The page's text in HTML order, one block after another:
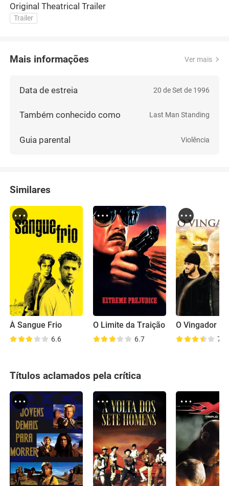
Original Theatrical Trailer
Trailer
Mais informações Ver mais
Data de estreia 20 de Set de 1996
Também conhecido como Last Man Standing
Guia parental Violência
Similares
À Sangue Frio
6.6
O Limite da Traição
6.7
O Vingador
7.0
Títulos aclamados pela crítica